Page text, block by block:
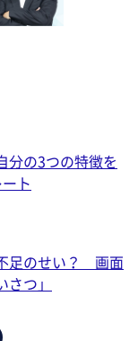
の3つの特徴を
ト
足のせい？ 画面
つ」